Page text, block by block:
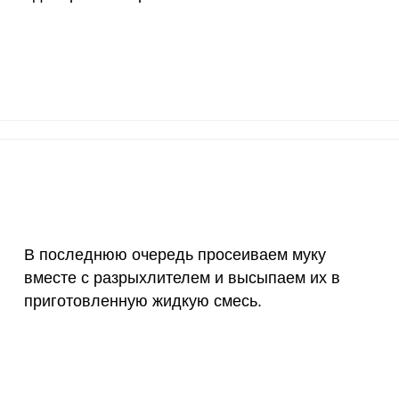
В последнюю очередь просеиваем муку
вместе с разрыхлителем и высыпаем их в
приготовленную жидкую смесь.